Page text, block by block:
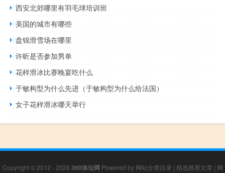
西安北郊哪里有羽毛球培训班
美国的城市有哪些
盘锦滑雪场在哪里
许昕是否参加男单
花样滑冰比赛晚宴吃什么
于敏构型为什么先进（于敏构型为什么给法国）
女子花样滑冰哪天举行
Copyright © 2012 - 2026 360体坛网 Powered by 网站分类目录 | 精选推荐文章 | 网